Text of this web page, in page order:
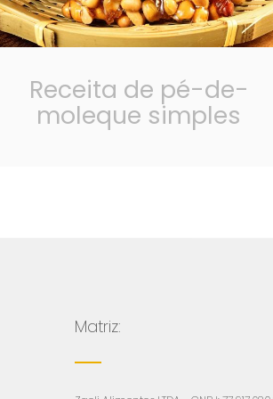
Receita de pé-de-
moleque simples
Matriz: